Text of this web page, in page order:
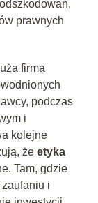
prawnych
firma
podczas
i
kolejne
że etyka
Tam, gdzie
i